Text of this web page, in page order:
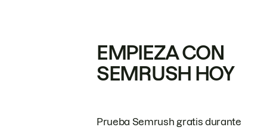
EMPIEZA CON
SEMRUSH HOY
Prueba Semrush gratis durante